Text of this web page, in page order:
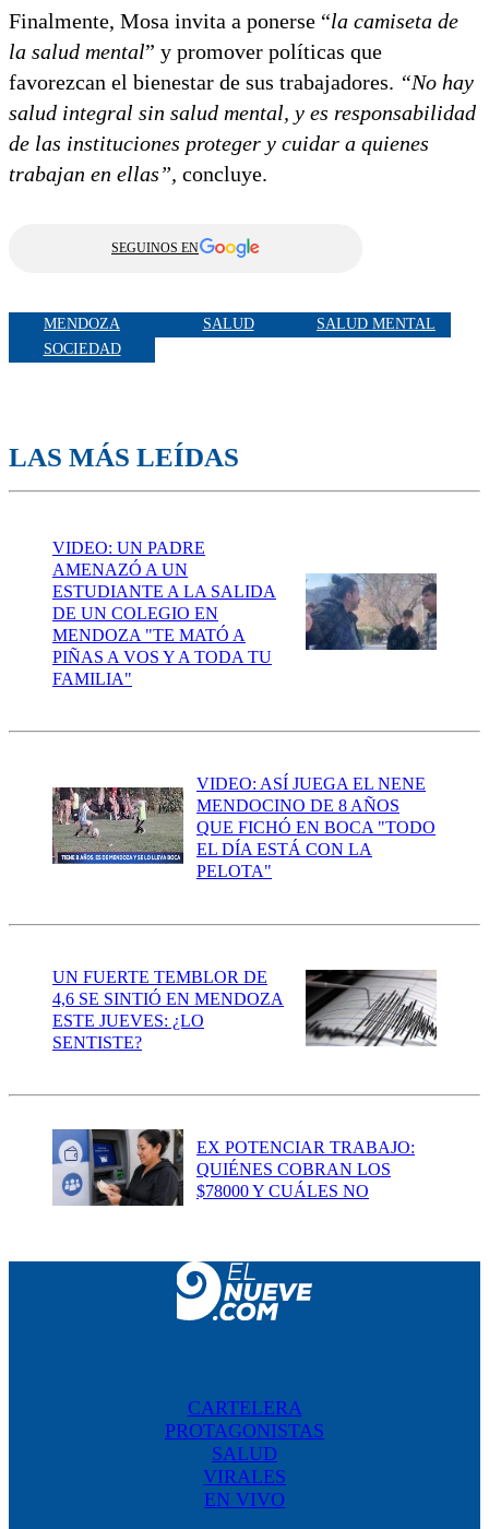
Finalmente, Mosa invita a ponerse “la camiseta de
la salud mental” y promover políticas que
favorezcan el bienestar de sus trabajadores. “No hay
salud integral sin salud mental, y es responsabilidad
de las instituciones proteger y cuidar a quienes
trabajan en ellas”, concluye.
SEGUINOS EN
MENDOZA SALUD
SALUD MENTAL
SOCIEDAD
LAS MÁS LEÍDAS
VIDEO: UN PADRE
AMENAZÓ A UN
ESTUDIANTE A LA SALIDA
DE UN COLEGIO EN
MENDOZA "TE MATÓ A
PIÑAS A VOS Y A TODA TU
FAMILIA"
VIDEO: ASÍ JUEGA EL NENE
MENDOCINO DE 8 AÑOS
QUE FICHÓ EN BOCA "TODO
EL DÍA ESTÁ CON LA
PELOTA"
UN FUERTE TEMBLOR DE
4,6 SE SINTIÓ EN MENDOZA
ESTE JUEVES: ¿LO
SENTISTE?
EX POTENCIAR TRABAJO:
QUIÉNES COBRAN LOS
$78000 Y CUÁLES NO
CARTELERA
PROTAGONISTAS
SALUD
VIRALES
EN VIVO